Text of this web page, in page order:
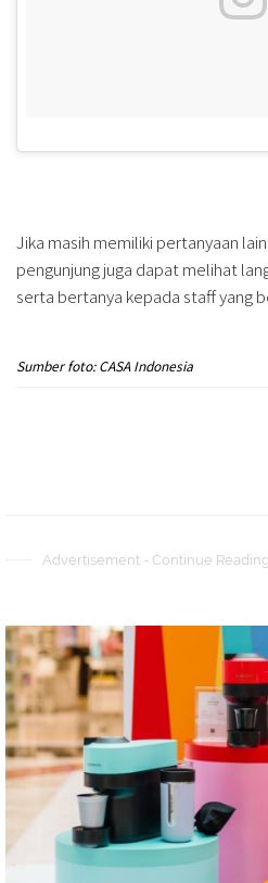
Jika masih memiliki pertanyaan
pengunjung juga dapat melihat
serta bertanya kepada staff yang
Sumber foto: CASA Indonesia
Advertisement - Continue